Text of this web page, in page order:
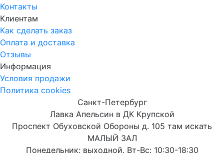
Контакты
Клиентам
Как сделать заказ
Оплата и доставка
Отзывы
Информация
Условия продажи
Политика cookies
Санкт-Петербург
Лавка Апельсин в ДК Крупской
Проспект Обуховской Обороны д. 105 там искать
МАЛЫЙ ЗАЛ
Понедельник: выходной. Вт-Вс: 10:30-18:30